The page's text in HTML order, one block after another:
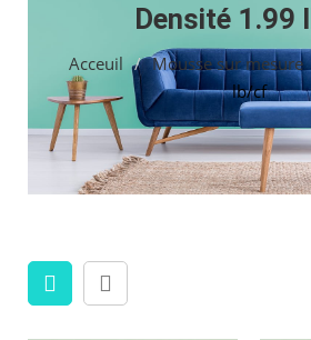
Densité 1.99
Acceuil / Mousse sur mesure
lb/cf